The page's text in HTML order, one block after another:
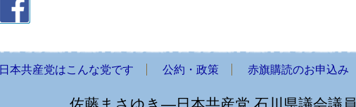
日本共産党はこんな党です 公約・政策 赤旗購読のお申込み
佐藤まさゆき―日本共産党 石川県議会議員